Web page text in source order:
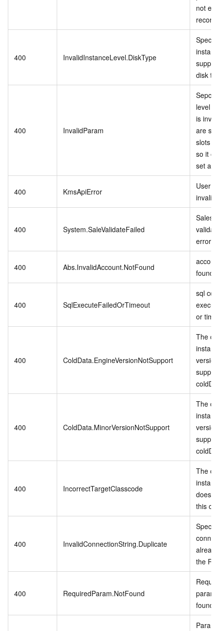
not
400 InvalidInstanceLevel.DiskType
disk
400 InvalidParam
level
is
are
slots
so it
set as
400 KmsApiError
User
invalid.
400 System.SaleValidateFailed
Sales
error.
400 Abs.InvalidAccount.NotFound
found.
400 SqlExecuteFailedOrTimeout
sql
or
400 ColdData.EngineVersionNotSupport
The
support
400 ColdData.MinorVersionNotSupport
The
support
400 IncorrectTargetClasscode
The
does
this
400 InvalidConnectionString.Duplicate
the
400 RequiredParam.NotFound
param
found.